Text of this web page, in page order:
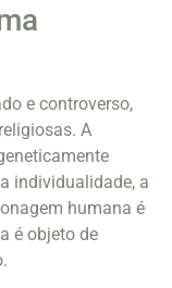
e controverso,
A
individualidade, a
humana é
é objeto de